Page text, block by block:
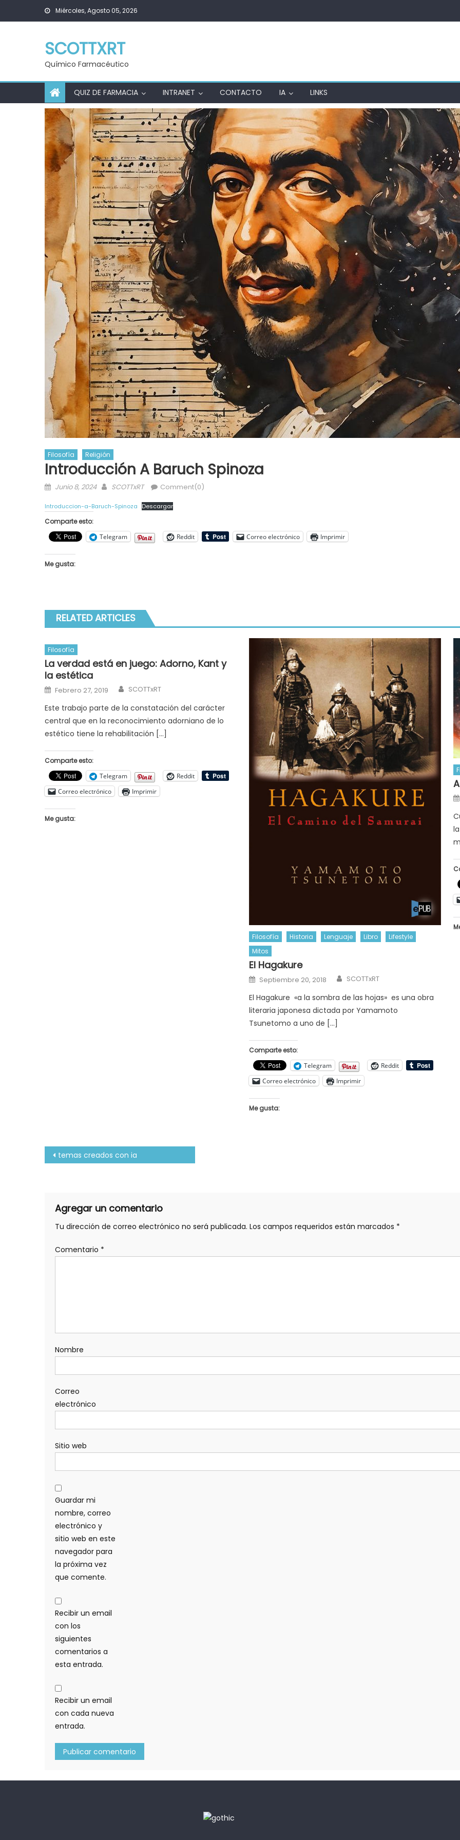
Miércoles, Agosto 05, 2026
SCOTTXRT
Químico Farmacéutico
QUIZ DE FARMACIA INTRANET CONTACTO IA LINKS
Filosofía Religión
Introducción A Baruch Spinoza
Posted
Junio 8, 2024 Author
SCOTTxRT Comment(0)
Introduccion-a-Baruch-Spinoza Descargar
Comparte esto:
Telegram
Reddit Correo electrónico Imprimir
Me gusta:
RELATED ARTICLES
Filosofía
La verdad está en juego: Adorno, Kant y
la estética
Posted
on
Febrero 27, 2019 Author
SCOTTxRT
Este trabajo parte de la constatación del carácter
central que en la reconocimiento adorniano de lo
estético tiene la rehabilitación […]
Comparte esto:
Telegram
Reddit
Correo electrónico
Imprimir
Me gusta:
Filosofía Historia Lenguaje Libro
Lifestyle
Mitos
El Hagakure
Posted
on
Septiembre 20, 2018 Author
SCOTTxRT
El Hagakure «a la sombra de las hojas» es una obra
literaria japonesa dictada por Yamamoto
Tsunetomo a uno de […]
Comparte esto:
Telegram
Reddit
Correo electrónico
Imprimir
Me gusta:
Navegación
temas creados con ia
Agregar un comentario
Tu dirección de correo electrónico no será publicada. Los campos requeridos están marcados *
Comentario *
Nombre
Correo
electrónico
Sitio web
Guardar mi
nombre, correo
electrónico y
sitio web en este
navegador para
la próxima vez
que comente.
Recibir un email
con los
siguientes
comentarios a
esta entrada.
Recibir un email
con cada nueva
entrada.